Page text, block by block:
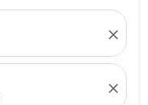
close
close